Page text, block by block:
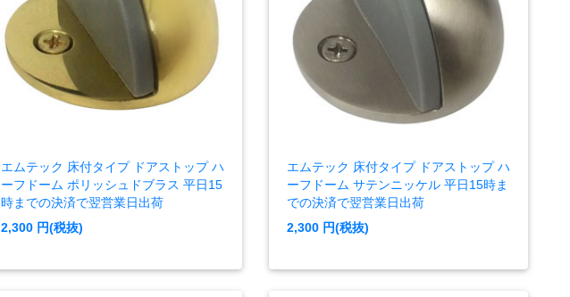
エムテック 床付タイプ ドアストップ ハ
ーフドーム ポリッシュドブラス 平日15
時までの決済で翌営業日出荷
2,300 円(税抜)
エムテック 床付タイプ ドアストップ ハ
ーフドーム サテンニッケル 平日15時ま
での決済で翌営業日出荷
2,300 円(税抜)